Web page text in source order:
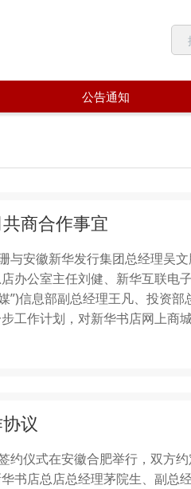
公告通知
商合作事宜
安徽新华发行集团总经理吴文
办公室主任刘健、新华互联电
信息部副总经理王凡、投资部
工作计划，对新华书店网上商
议
仪式在安徽合肥举行，双方约
书店总店总经理茅院生、副总